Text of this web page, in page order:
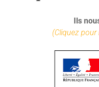
Ils
(Cliquez